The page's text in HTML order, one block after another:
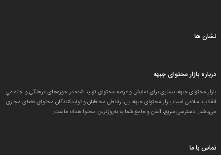
نشان ها
درباره بازار محتوای جبهه
بازار محتوای جبهه، بستری برای نمایش و عرضه محتوای تولید شده در حوزه‌های فرهنگی و اجتماعیِ
انقلاب اسلامی است.بازار محتوای جبهه، پل ارتباطی مخاطبان و تولید‌کنندگان محتوای فضای مجازی
می‌باشد. دسترسی سریع، آسان و جامع شما به به‌روزترین محتوا هدف ماست.
تماس با ما